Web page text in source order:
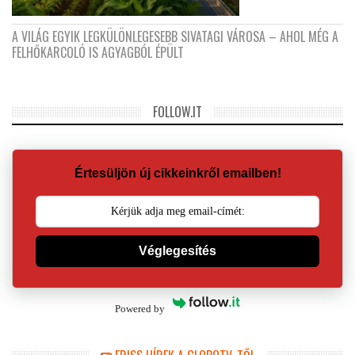
A VILÁG EGYIK LEGKÜLÖNLEGESEBB SIVATAGI VÁROSA – AHOL MÉG A
FELHŐKARCOLÓ IS AGYAGBÓL ÉPÜLT
FOLLOW.IT
Értesüljön új cikkeinkről emailben!
Véglegesítés
Powered by